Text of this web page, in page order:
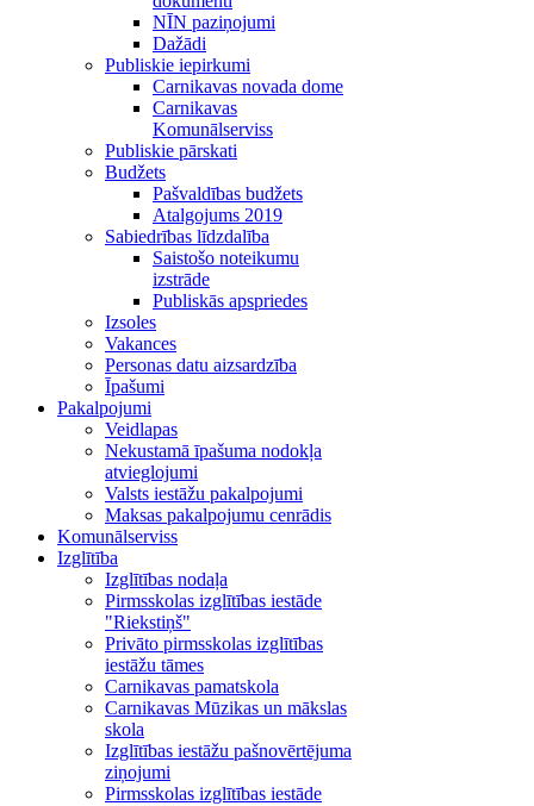
NĪN paziņojumi
Dažādi
Publiskie iepirkumi
Carnikavas novada dome
Carnikavas
Komunālserviss
Publiskie pārskati
Budžets
Pašvaldības budžets
Atalgojums 2019
Sabiedrības līdzdalība
Saistošo noteikumu
izstrāde
Publiskās apspriedes
Izsoles
Vakances
Personas datu aizsardzība
Īpašumi
Pakalpojumi
Veidlapas
Nekustamā īpašuma nodokļa
atvieglojumi
Valsts iestāžu pakalpojumi
Maksas pakalpojumu cenrādis
Komunālserviss
Izglītība
Izglītības nodaļa
Pirmsskolas izglītības iestāde
"Riekstiņš"
Privāto pirmsskolas izglītības
iestāžu tāmes
Carnikavas pamatskola
Carnikavas Mūzikas un mākslas
skola
Izglītības iestāžu pašnovērtējuma
ziņojumi
Pirmsskolas izglītības iestāde